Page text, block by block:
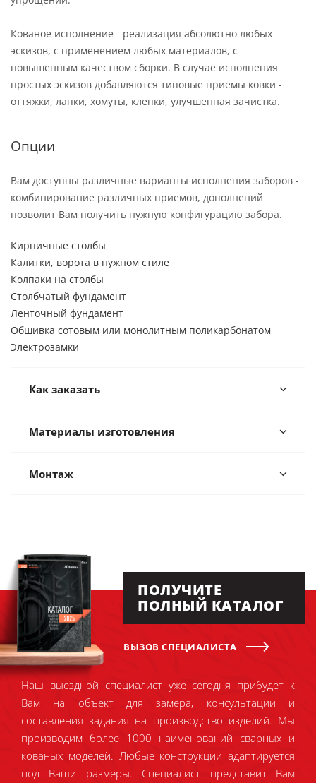
Кованое исполнение - реализация абсолютно любых
эскизов, с применением любых материалов, с
повышенным качеством сборки. В случае исполнения
простых эскизов добавляются типовые приемы ковки -
оттяжки, лапки, хомуты, клепки, улучшенная зачистка.
Опции
Вам доступны различные варианты исполнения заборов -
комбинирование различных приемов, дополнений
позволит Вам получить нужную конфигурацию забора.
Кирпичные столбы
Калитки, ворота в нужном стиле
Колпаки на столбы
Столбчатый фундамент
Ленточный фундамент
Обшивка сотовым или монолитным поликарбонатом
Электрозамки
Как заказать
Материалы изготовления
Монтаж
ПОЛУЧИТЕ
ПОЛНЫЙ КАТАЛОГ
ВЫЗОВ СПЕЦИАЛИСТА
Наш выездной специалист уже сегодня прибудет к
Вам на объект для замера, консультации и
составления задания на производство изделий. Мы
производим более 1000 наименований сварных и
кованых моделей. Любые конструкции адаптируется
под Ваши размеры. Специалист представит Вам